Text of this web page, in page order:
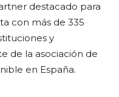
destacado para
con más de 335
y
de la asociación de
en España.